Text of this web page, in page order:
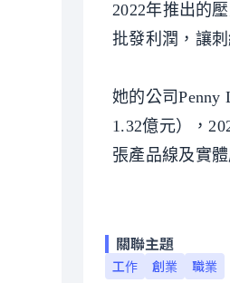
2022年推出的
批發利潤，讓
她的公司Penny
1.32億元），
張產品線及實
關聯主題
工作 創業 職業